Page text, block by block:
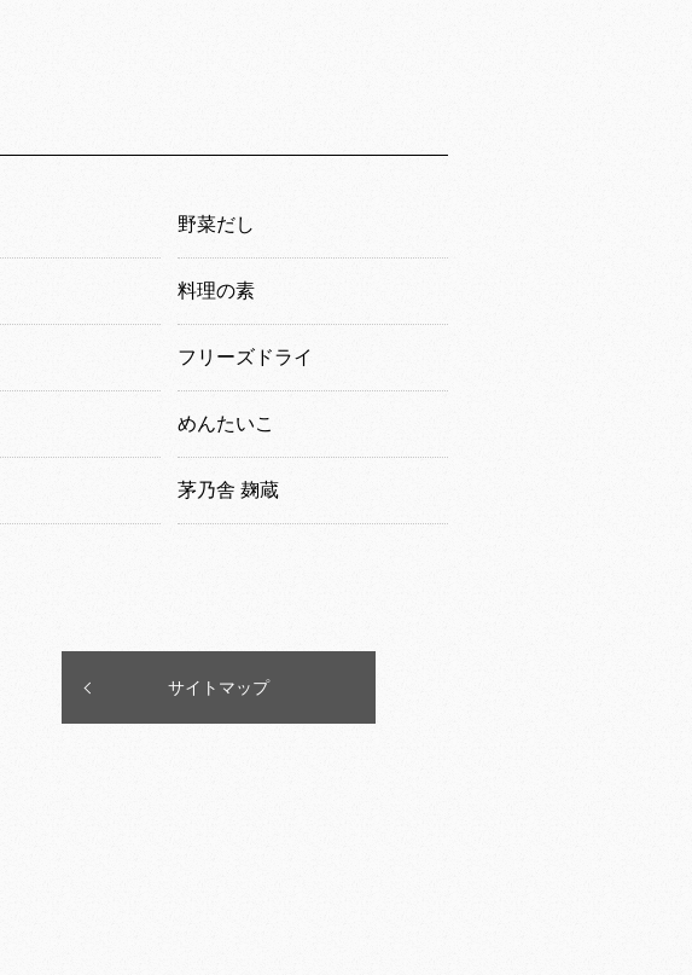
野菜だし
料理の素
フリーズドライ
めんたいこ
茅乃舎 麹蔵
サイトマップ